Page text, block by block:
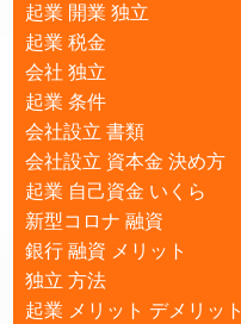
起業 開業 独立
起業 税金
会社 独立
起業 条件
会社設立 書類
会社設立 資本金 決め方
起業 自己資金 いくら
新型コロナ 融資
銀行 融資 メリット
独立 方法
起業 メリット デメリット